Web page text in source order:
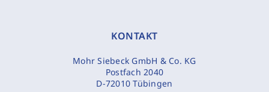
KONTAKT
Mohr Siebeck GmbH & Co. KG
Postfach 2040
D-72010 Tübingen